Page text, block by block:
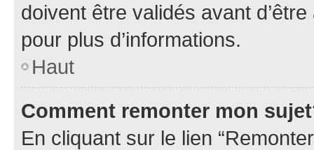
doivent être validés avant
pour plus d’informations.
Haut
Comment remonter mon
En cliquant sur le lien